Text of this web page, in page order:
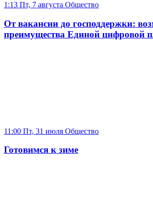
1:13 Пт, 7 августа Общество
От вакансии до господдержки:
преимущества Единой цифровой
11:00 Пт, 31 июля Общество
Готовимся к зиме